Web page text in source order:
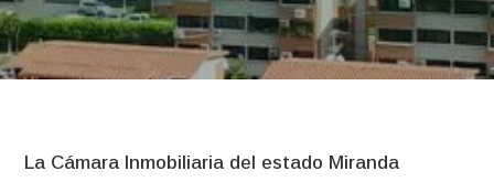
AFÍLIESE
La Cámara Inmobiliaria del estado Miranda